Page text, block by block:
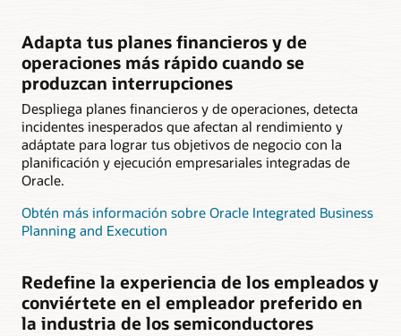
Adapta tus planes financieros y de
operaciones más rápido cuando se
produzcan interrupciones
Despliega planes financieros y de operaciones, detecta
incidentes inesperados que afectan al rendimiento y
adáptate para lograr tus objetivos de negocio con la
planificación y ejecución empresariales integradas de
Oracle.
Obtén más información sobre Oracle Integrated Business
Planning and Execution
Redefine la experiencia de los empleados y
conviértete en el empleador preferido en
la industria de los semiconductores